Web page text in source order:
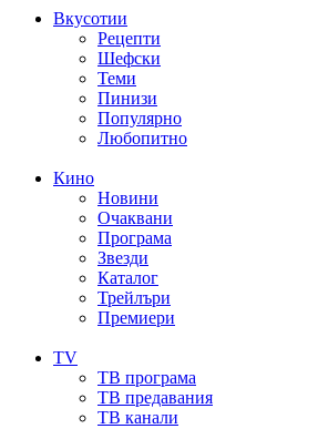
Вкусотии
Рецепти
Шефски
Теми
Пинизи
Популярно
Любопитно
Кино
Новини
Очаквани
Програма
Звезди
Каталог
Трейлъри
Премиери
TV
ТВ програма
ТВ предавания
ТВ канали